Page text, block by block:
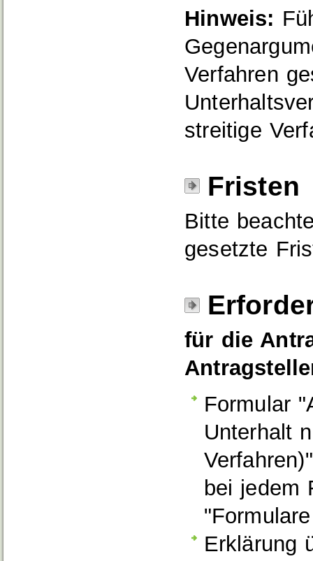
Hinweis:
Verfahren
streitige
Fristen
Bitte
gesetzte
für die
Formular
Unterhalt
bei jedem
Erklärung